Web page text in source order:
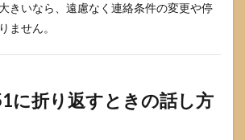
きいなら、遠慮なく連絡条件の変更や停
ません。
に折り返すときの話し方